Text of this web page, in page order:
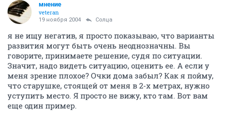
мнение
veteran
19 ноября 2004 Солца
я не ищу негатив, я просто показываю, что варианты
развития могут быть очень неоднозначны. Вы
говорите, принимаете решение, судя по ситуации.
Значит, надо видеть ситуацию, оценить ее. А если у
меня зрение плохое? Очки дома забыл? Как я пойму,
что старушке, стоящей от меня в 2-х метрах, нужно
уступить место. Я просто не вижу, кто там. Вот вам
еще один пример.